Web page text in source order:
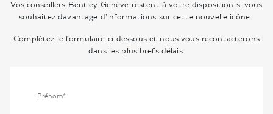
Vos conseillers Bentley Genève restent à votre disposition si vous
souhaitez davantage d'informations sur cette nouvelle icône.
Complétez le formulaire ci-dessous et nous vous recontacterons
dans les plus brefs délais.
Prénom*